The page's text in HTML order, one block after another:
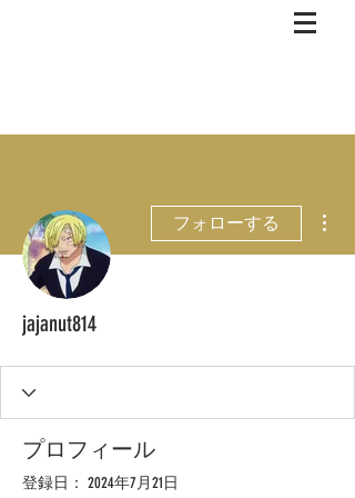
フォローする
jajanut814
プロフィール
登録日： 2024年7月21日